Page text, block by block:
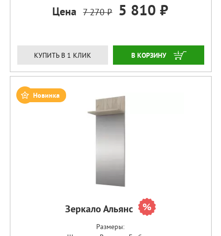
Цена 7 270 ₽ 5 810 ₽
КУПИТЬ В 1 КЛИК ЗАКАЗАТЬ
Новинка
Зеркало Альянс
Размеры: